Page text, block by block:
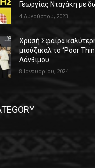
Γεωργίας Νταγάκη με
4 Αυγούστου, 2023
Χρυσή Σφαίρα
μιούζικαλ το “Poor
Λάνθιμου
8 Ιανουαρίου, 2024